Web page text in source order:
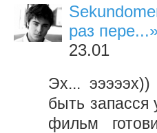
раз
23.01
Эх...
быть
фильм